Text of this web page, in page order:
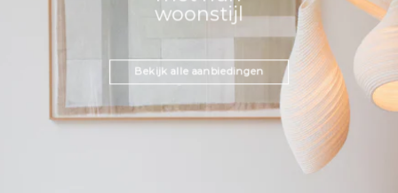
woonstijl
Bekijk alle aanbiedingen